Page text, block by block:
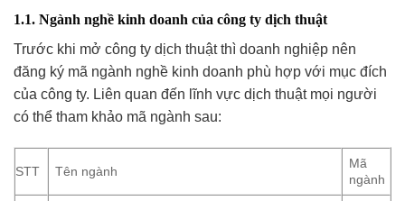
1.1. Ngành nghề kinh doanh của công ty dịch thuật
Trước khi mở công ty dịch thuật thì doanh nghiệp nên
đăng ký mã ngành nghề kinh doanh phù hợp với mục đích
của công ty. Liên quan đến lĩnh vực dịch thuật mọi người
có thể tham khảo mã ngành sau:
STT Tên ngành
Mã
ngành